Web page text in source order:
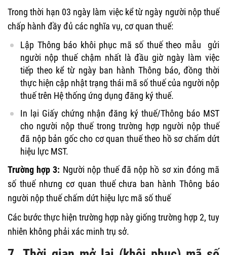
Trong thời hạn 03 ngày làm việc kể từ ngày người nộp thuế
chấp hành đầy đủ các nghĩa vụ, cơ quan thuế:
Lập Thông báo khôi phục mã số thuế theo mẫu gửi
người nộp thuế chậm nhất là đầu giờ ngày làm việc
tiếp theo kể từ ngày ban hành Thông báo, đồng thời
thực hiện cập nhật trạng thái mã số thuế của người nộp
thuế trên Hệ thống ứng dụng đăng ký thuế.
In lại Giấy chứng nhận đăng ký thuế/Thông báo MST
cho người nộp thuế trong trường hợp người nộp thuế
đã nộp bản gốc cho cơ quan thuế theo hồ sơ chấm dứt
hiệu lực MST.
Trường hợp 3: Người nộp thuế đã nộp hồ sơ xin đóng mã
số thuế nhưng cơ quan thuế chưa ban hành Thông báo
người nộp thuế chấm dứt hiệu lực mã số thuế
Các bước thực hiện trường hợp này giống trường hợp 2, tuy
nhiên không phải xác minh trụ sở.